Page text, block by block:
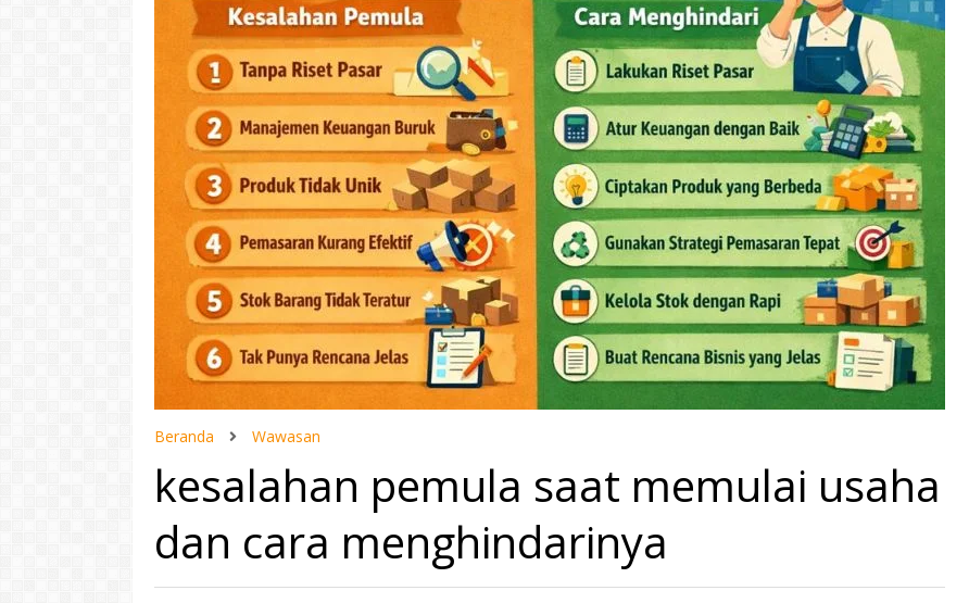
Beranda Wawasan
kesalahan pemula saat memulai usaha
dan cara menghindarinya